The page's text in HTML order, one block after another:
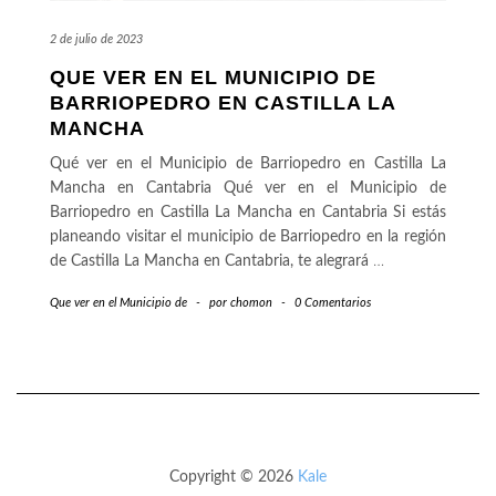
2 de julio de 2023
QUE VER EN EL MUNICIPIO DE
BARRIOPEDRO EN CASTILLA LA
MANCHA
Qué ver en el Municipio de Barriopedro en Castilla La
Mancha en Cantabria Qué ver en el Municipio de
Barriopedro en Castilla La Mancha en Cantabria Si estás
planeando visitar el municipio de Barriopedro en la región
de Castilla La Mancha en Cantabria, te alegrará …
Que ver en el Municipio de - por chomon - 0 Comentarios
Copyright © 2026 Kale